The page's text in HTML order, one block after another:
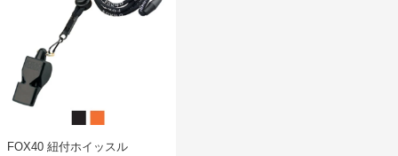
FOX40 紐付ホイッスル